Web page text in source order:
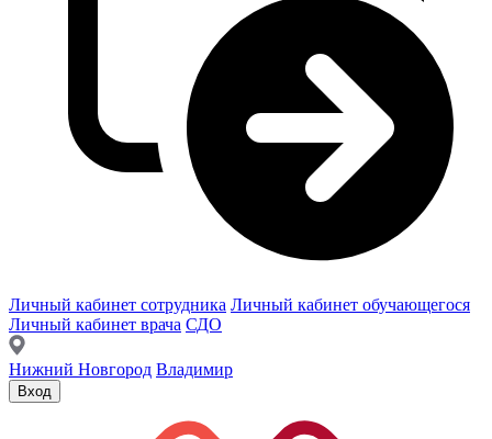
Личный кабинет сотрудника Личный кабинет обучающегося
Личный кабинет врача СДО
Нижний Новгород Владимир
Вход